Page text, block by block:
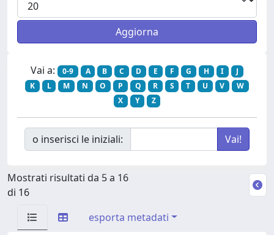
Vai a: 0-9 A B C D E F G H I
J
K
L M N O P Q R S T U V
W
X
Y Z
o inserisci le iniziali:
Mostrati risultati da 5 a 16
di 16
esporta metadati